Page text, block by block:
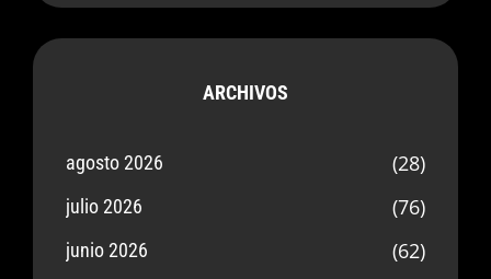
ARCHIVOS
agosto 2026 (28)
julio 2026 (76)
junio 2026 (62)